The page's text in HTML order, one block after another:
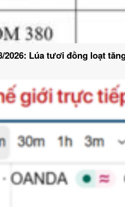
2026: Lúa tươi đồng loạt